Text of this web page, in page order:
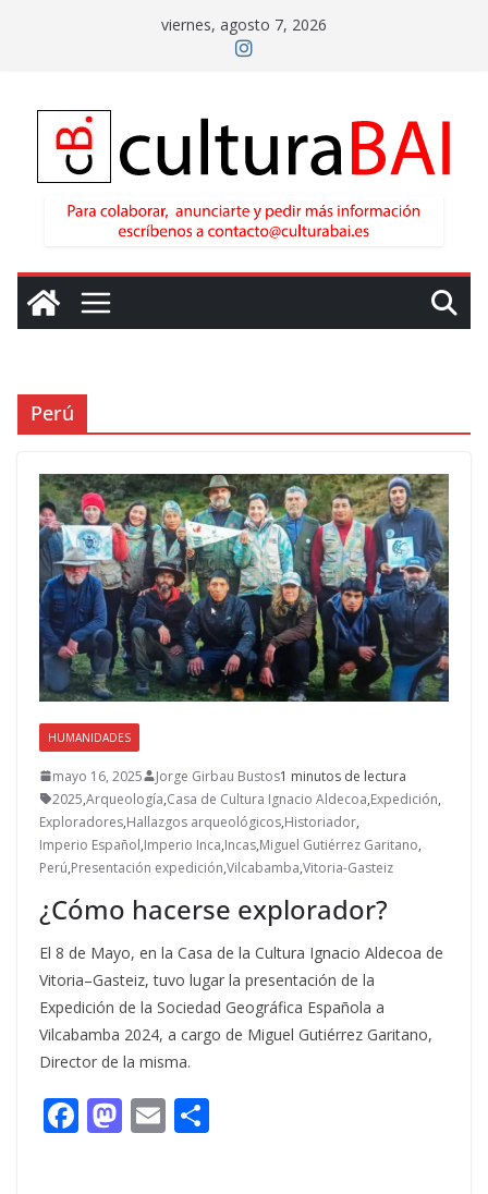
viernes, agosto 7, 2026
Perú
HUMANIDADES
mayo 16, 2025 Jorge Girbau Bustos1 minutos de lectura
2025,Arqueología,Casa de Cultura Ignacio Aldecoa,Expedición,
Exploradores,Hallazgos arqueológicos,Historiador,
Imperio Español,Imperio Inca,Incas,Miguel Gutiérrez Garitano,
Perú,Presentación expedición,Vilcabamba,Vitoria-Gasteiz
¿Cómo hacerse explorador?
El 8 de Mayo, en la Casa de la Cultura Ignacio Aldecoa de
Vitoria–Gasteiz, tuvo lugar la presentación de la
Expedición de la Sociedad Geográfica Española a
Vilcabamba 2024, a cargo de Miguel Gutiérrez Garitano,
Director de la misma.
F M E